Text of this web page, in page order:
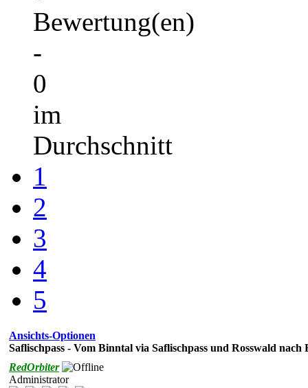
Bewertung(en)
-
0
im
Durchschnitt
1
2
3
4
5
Ansichts-Optionen
Saflischpass - Vom Binntal via Saflischpass und Rosswald nach
RedOrbiter
Administrator